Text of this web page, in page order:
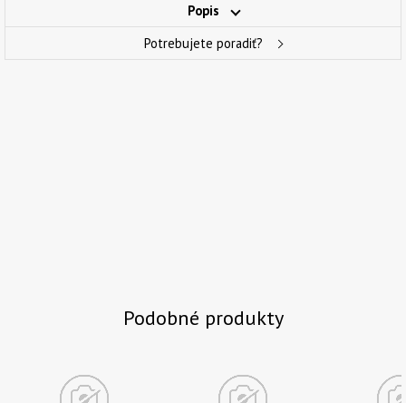
Popis
Potrebujete poradiť?
Podobné produkty